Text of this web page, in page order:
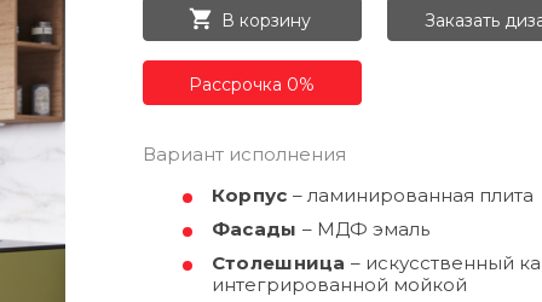
В корзину Заказать
Рассрочка 0%
Вариант исполнения
Корпус – ламинированная плита
Фасады – МДФ эмаль
Столешница– искусственный
интегрированной мойкой
почту и мы отправим вам
в личный кабинет.
от
на
от
на